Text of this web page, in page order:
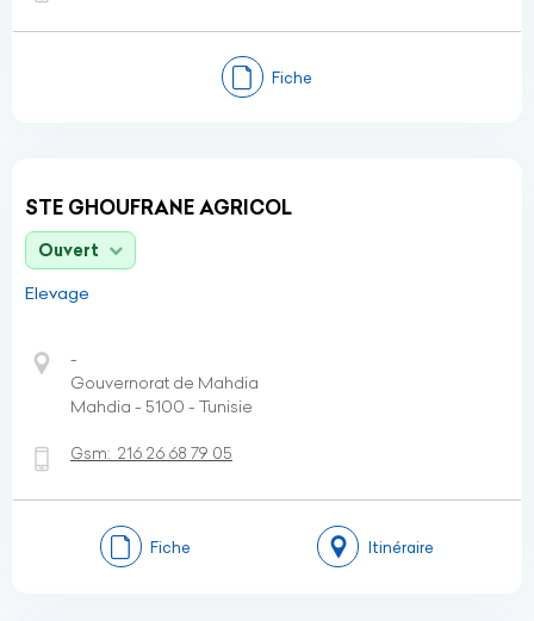
Fiche
STE GHOUFRANE AGRICOL
Ouvert
Elevage
-
Gouvernorat de Mahdia
Mahdia - 5100 - Tunisie
Gsm: 216 26 68 79 05
Fiche Itinéraire